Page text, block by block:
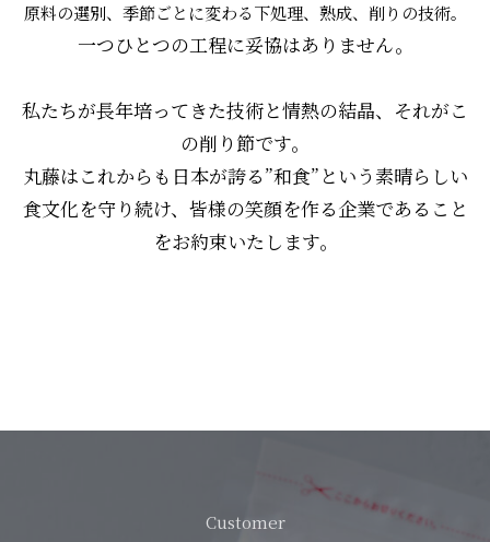
原料の選別、季節ごとに変わる下処理、熟成、削りの技術。
一つひとつの工程に妥協はありません。
私たちが長年培ってきた技術と情熱の結晶、それがこ
の削り節です。
丸藤はこれからも日本が誇る”和食”という素晴らしい
食文化を守り続け、皆様の笑顔を作る企業であること
をお約束いたします。
Customer